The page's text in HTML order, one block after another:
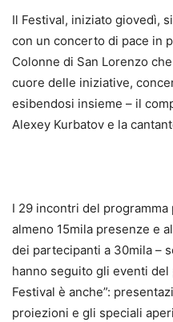
Il Festival, iniziato giovedì,
con un concerto di pace in
Colonne di San Lorenzo
cuore delle iniziative,
esibendosi insieme – il
Alexey Kurbatov e la
I 29 incontri del
almeno 15mila presenze e
dei partecipanti a 30mila –
hanno seguito gli eventi del
Festival è anche”:
proiezioni e gli speciali